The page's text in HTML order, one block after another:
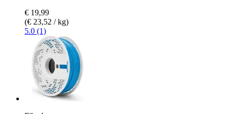
€ 19,99
(€ 23,52 / kg)
5.0 (1)